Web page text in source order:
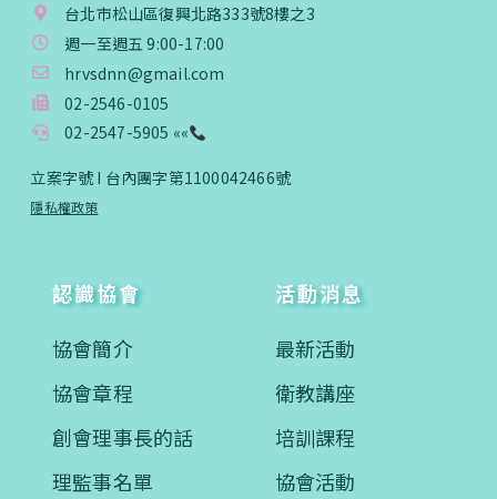
台北市松山區復興北路333號8樓之3
週一至週五 9:00-17:00
hrvsdnn@gmail.com
02-2546-0105
02-2547-5905 ««
立案字號 I 台內團字第1100042466號
隱私權政策
認識協會
協會簡介
協會章程
創會理事長的話
理監事名單
活動消息
最新活動
衛教講座
培訓課程
協會活動